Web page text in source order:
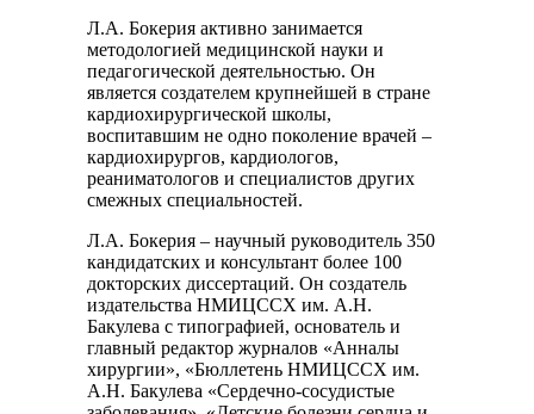
Л.А. Бокерия активно занимается
методологией медицинской науки и
педагогической деятельностью. Он
является создателем крупнейшей в стране
кардиохирургической школы,
воспитавшим не одно поколение врачей –
кардиохирургов, кардиологов,
реаниматологов и специалистов других
смежных специальностей.
Л.А. Бокерия – научный руководитель 350
кандидатских и консультант более 100
докторских диссертаций. Он создатель
издательства НМИЦССХ им. А.Н.
Бакулева с типографией, основатель и
главный редактор журналов «Анналы
хирургии», «Бюллетень НМИЦССХ им.
А.Н. Бакулева «Сердечно-сосудистые